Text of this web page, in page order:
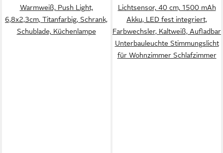
Warmweiß, Push Light,
6,8x2,3cm, Titanfarbig, Schrank,
Schublade, Küchenlampe
Lichtsensor, 40 cm, 1500 mAh
Akku, LED fest integriert,
Farbwechsler, Kaltweiß, Aufladbar
Unterbauleuchte Stimmungslicht
für Wohnzimmer Schlafzimmer